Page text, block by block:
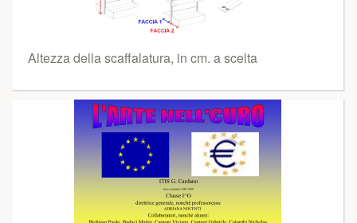
Altezza della scaffalatura, in cm. a scelta